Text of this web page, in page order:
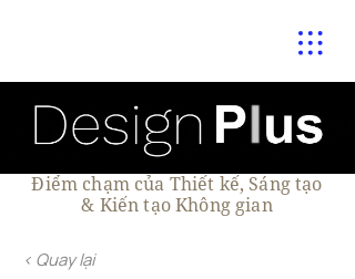
Điểm chạm của Thiết kế, Sáng tạo
& Kiến tạo Không gian
< Quay lại